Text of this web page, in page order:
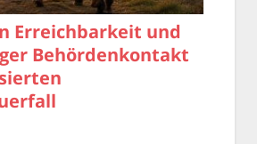
Erreichbarkeit und
Behördenkontakt